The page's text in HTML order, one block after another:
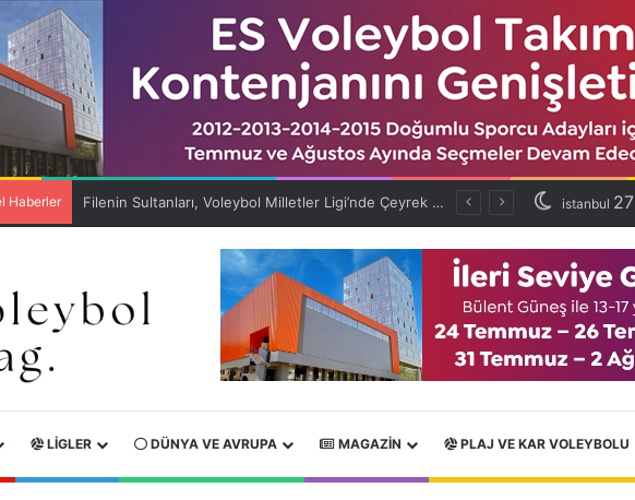
Haberler Filenin Sultanları, Voleybol Milletler Ligi’nde Çeyrek Finalde istanbul 27
LIGLER DÜNYA VE AVRUPA MAGAZIN PLAJ VE KAR VOLEYBOLU